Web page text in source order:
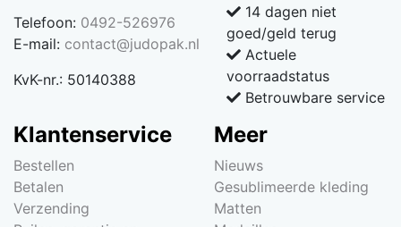
Telefoon: 0492-526976
E-mail: contact@judopak.nl
KvK-nr.: 50140388
14 dagen niet
goed/geld terug
Actuele
voorraadstatus
Betrouwbare service
Klantenservice
Bestellen
Betalen
Verzending
Meer
Nieuws
Gesublimeerde kleding
Matten